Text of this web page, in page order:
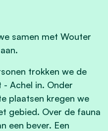
samen met Wouter
trokken we de
Achel in. Onder
plaatsen kregen we
gebied. Over de fauna
een bever. Een